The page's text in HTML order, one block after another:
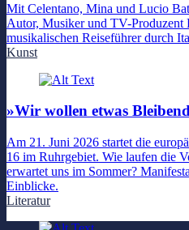
Mit Celentano, Mina und Lucio
Autor, Musiker und TV-Produzent
musikalischen Reiseführer durch
Kunst
»Wir wollen etwas
Am 21. Juni 2026 startet die
16 im Ruhrgebiet. Wie laufen die
erwartet uns im Sommer?
Einblicke.
Literatur